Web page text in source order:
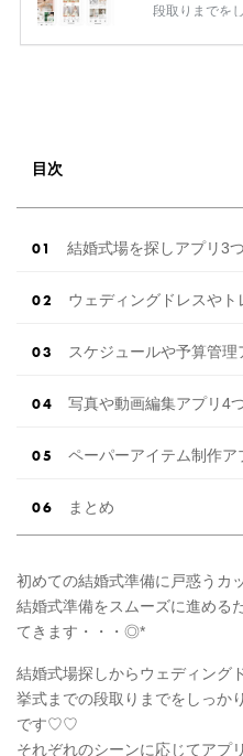
段取りまでを
を読む
目次
結婚式場を探しアプリ3つ
ウェディングドレスや
スケジュールや予算管理
写真や動画編集アプリ4
ペーパーアイテム制作ア
まとめ
初めての結婚式準備に戸惑うカ
結婚式準備をスムーズに進める
てきます・・・◎*
結婚式場探しからウェディング
挙式までの段取りまでをしっか
です♡♡
それぞれのシーンに応じてアプ